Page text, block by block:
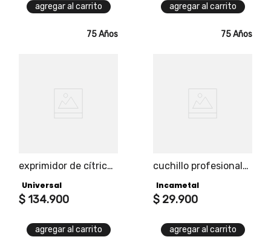
agregar al carrito agregar al carrito
75 Años
exprimidor de cítricos
Universal
$ 134.900
agregar al carrito
75 Años
cuchillo profesional
Incametal
$ 29.900
agregar al carrito